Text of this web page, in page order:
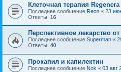
Клеточная терапия Regenera
Последнее сообщение Reon « 23
Ответы: 16
Перспективное лекарство
Последнее сообщение Superman «
Ответы: 40
Прокапил и капилектин
Последнее сообщение Nok « 03 авг